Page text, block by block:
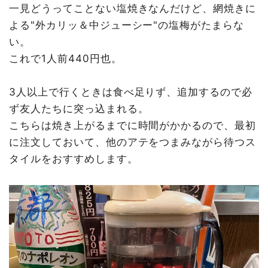
一見どうってことない塩焼きなんだけど、網焼きに
よる"外カリッ＆中ジューシー"の塩梅がたまらな
い。
これで1人前440円也。
3人以上で行くときは食べ足りず、追加するので必
ず友人たちに突っ込まれる。
こちらは焼き上がるまでに時間がかかるので、最初
に注文しておいて、他のアテをつまみながら待つス
タイルをおすすめします。